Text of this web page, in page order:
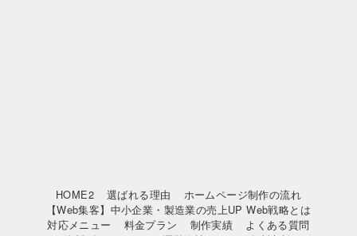
HOME2 選ばれる理由
ホームページ制作の流れ
【Web集客】中小企業・製造業の売上UP Web戦略とは
対応メニュー
料金プラン 制作実績
よくある質問